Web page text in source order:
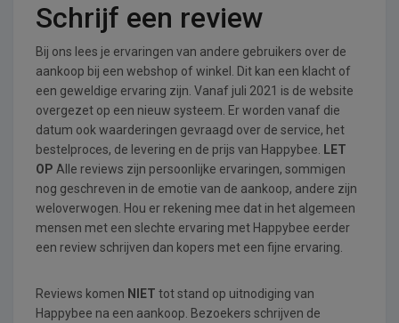
Schrijf een review
Bij ons lees je ervaringen van andere gebruikers over de
aankoop bij een webshop of winkel. Dit kan een klacht of
een geweldige ervaring zijn. Vanaf juli 2021 is de website
overgezet op een nieuw systeem. Er worden vanaf die
datum ook waarderingen gevraagd over de service, het
bestelproces, de levering en de prijs van Happybee.
LET
OP Alle reviews zijn persoonlijke ervaringen, sommigen
nog geschreven in de emotie van de aankoop, andere zijn
weloverwogen. Hou er rekening mee dat in het algemeen
mensen met een slechte ervaring met Happybee eerder
een review schrijven dan kopers met een fijne ervaring.
Reviews komen NIET tot stand op uitnodiging van
Happybee na een aankoop. Bezoekers schrijven de